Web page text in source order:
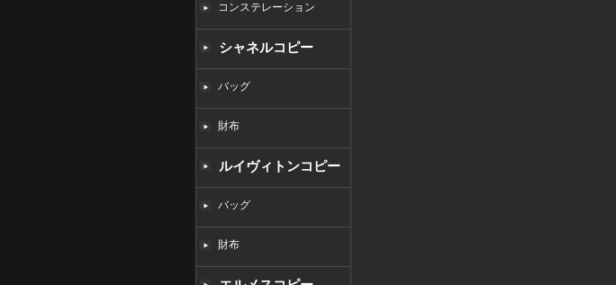
コンステレーション
シャネルコピー
バッグ
財布
ルイヴィトンコピー
バッグ
財布